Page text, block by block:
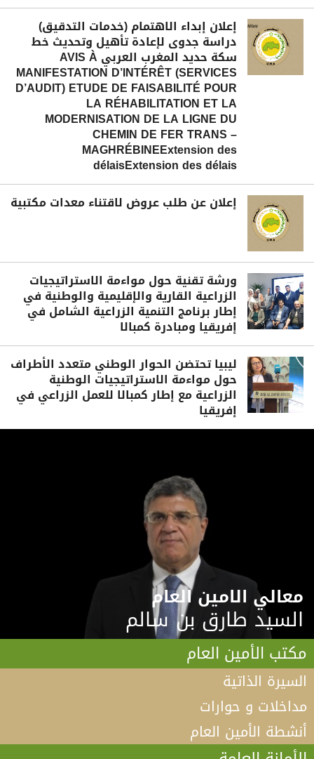
إعلان إبداء الاهتمام (خدمات التدقيق)
دراسة جدوى لإعادة تأهيل وتحديث خط
سكة حديد المغرب العربي AVIS À
MANIFESTATION D’INTÉRÊT (SERVICES
D’AUDIT) ETUDE DE FAISABILITÉ POUR
LA RÉHABILITATION ET LA
MODERNISATION DE LA LIGNE DU
CHEMIN DE FER TRANS –
MAGHRÉBINEExtension des
délaisExtension des délais
إعلان عن طلب عروض لاقتناء معدات مكتبية
ورشة تقنية حول مواءمة الاستراتيجيات
الزراعية القارية والإقليمية والوطنية في
إطار برنامج التنمية الزراعية الشامل في
إفريقيا ومبادرة كمبالا
ليبيا تحتضن الحوار الوطني متعدد الأطراف
حول مواءمة الاستراتيجيات الوطنية
الزراعية مع إطار كمبالا للعمل الزراعي في
إفريقيا
معالي الامين العام
السيد طارق بن سالم
مكتب الأمين العام
السيرة الذاتية
مداخلات و حوارات
أنشطة الأمين العام